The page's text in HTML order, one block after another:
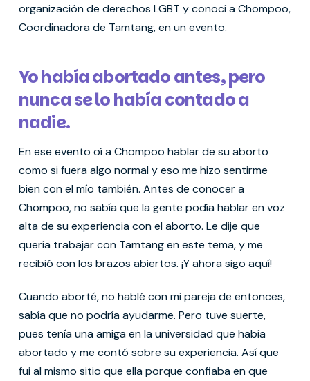
organización de derechos LGBT y conocí a Chompoo,
Coordinadora de Tamtang, en un evento.
Yo había abortado antes, pero
nunca se lo había contado a
nadie.
En ese evento oí a Chompoo hablar de su aborto
como si fuera algo normal y eso me hizo sentirme
bien con el mío también. Antes de conocer a
Chompoo, no sabía que la gente podía hablar en voz
alta de su experiencia con el aborto. Le dije que
quería trabajar con Tamtang en este tema, y me
recibió con los brazos abiertos. ¡Y ahora sigo aquí!
Cuando aborté, no hablé con mi pareja de entonces,
sabía que no podría ayudarme. Pero tuve suerte,
pues tenía una amiga en la universidad que había
abortado y me contó sobre su experiencia. Así que
fui al mismo sitio que ella porque confiaba en que